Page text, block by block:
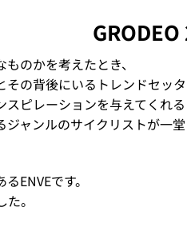
のかを考えたとき、
の背後にいるトレンドセッタ
ピレーションを与えてくれる
ャンルのサイクリストが一
ENVEです。
。